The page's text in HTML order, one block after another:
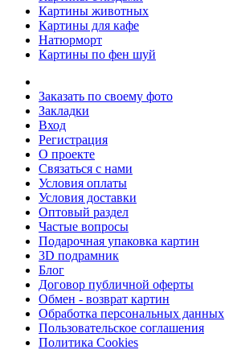
Картины животных
Картины для кафе
Натюрморт
Картины по фен шуй
Заказать по своему фото
Закладки
Вход
Регистрация
О проекте
Связаться с нами
Условия оплаты
Условия доставки
Оптовый раздел
Частые вопросы
Подарочная упаковка картин
3D подрамник
Блог
Договор публичной оферты
Обмен - возврат картин
Обработка персональных данных
Пользовательское соглашения
Политика Cookies